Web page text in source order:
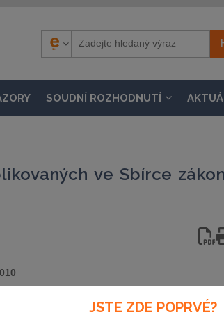
SOUDNÍ ROZHODNUTÍ
ve Sbírce
JSTE ZDE POPRVÉ?